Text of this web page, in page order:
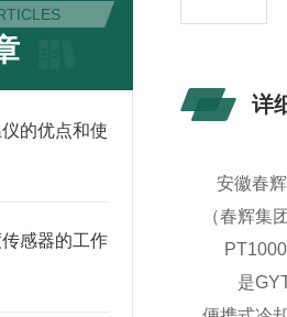
的优点和使
感器的工作
详
安徽春
（春辉集
PT1000
是GYT-